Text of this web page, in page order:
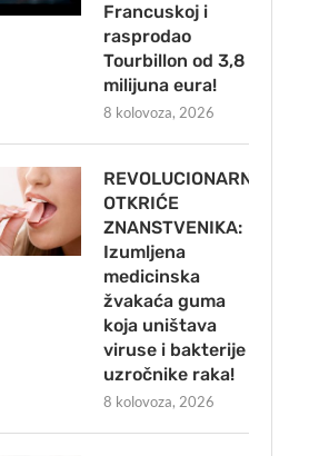
Francuskoj i
rasprodao
Tourbillon od 3,8
milijuna eura!
8 kolovoza, 2026
REVOLUCIONARNO
OTKRIĆE
ZNANSTVENIKA:
Izumljena
medicinska
žvakaća guma
koja uništava
viruse i bakterije
uzročnike raka!
8 kolovoza, 2026